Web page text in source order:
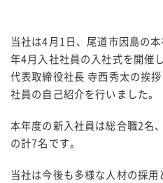
当社は4月1日、尾道市因島の
年4月入社社員の入社式を開催
代表取締役社長 寺西秀太の挨
社員の自己紹介を行いました。
本年度の新入社員は総合職2名
の計7名です。
当社は今後も多様な人材の採